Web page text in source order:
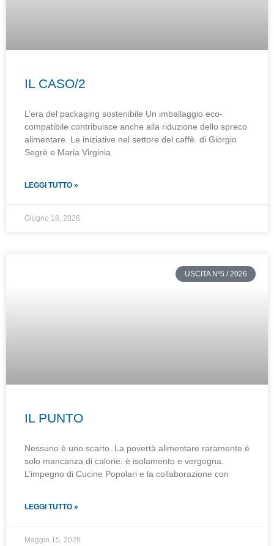
IL CASO/2
L’era del packaging sostenibile Un imballaggio eco-
compatibile contribuisce anche alla riduzione dello spreco
alimentare. Le iniziative nel settore del caffè. di Giorgio
Segrè e Maria Virginia
LEGGI TUTTO »
Giugno 18, 2026
USCITA Nº5 / 2026
IL PUNTO
Nessuno è uno scarto. La povertà alimentare raramente è
solo mancanza di calorie: è isolamento e vergogna.
L’impegno di Cucine Popolari e la collaborazione con
LEGGI TUTTO »
Maggio 15, 2026